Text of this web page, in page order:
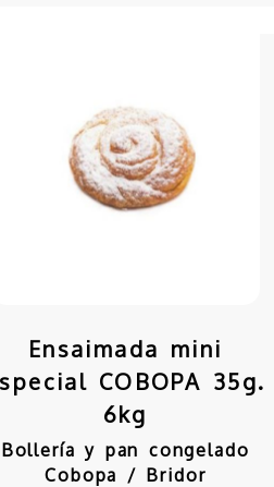
Ensaimada mini
COBOPA 35g.
6kg
Bollería y pan congelado
Cobopa / Bridor